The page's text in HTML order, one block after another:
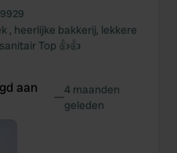
, heerlijke bakkerij, lekkere
Top 👍👍
aan
—4 maanden
geleden